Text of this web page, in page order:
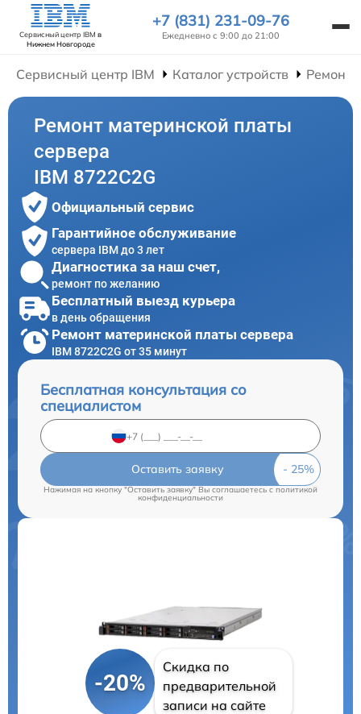
Сервисный центр IBM в
Нижнем Новгороде
+7 (831) 231-09-76
Ежедневно с 9:00 до 21:00
Сервисный центр IBM Каталог устройств Ремонт
Ремонт материнской платы
сервера
IBM 8722C2G
Официальный сервис
Гарантийное обслуживание
сервера IBM до 3 лет
Диагностика за наш счет,
ремонт по желанию
Бесплатный выезд курьера
в день обращения
Ремонт материнской платы сервера
IBM 8722C2G от 35 минут
Бесплатная консультация со
специалистом
Оставить заявку
Нажимая на кнопку "Оставить заявку" Вы соглашаетесь c политикой
конфиденциальности
-20%
Скидка по
предварительной
записи на сайте